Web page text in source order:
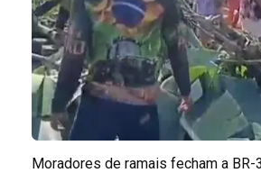
Moradores de ramais fecham a BR-